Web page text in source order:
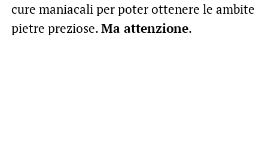
cure maniacali per poter ottenere le ambite
pietre preziose.Ma attenzione.